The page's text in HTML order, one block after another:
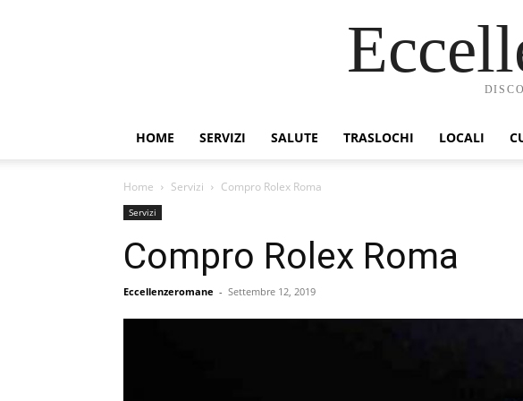
HOME SERVIZI SALUTE TRASLOCHI LOCALI
Home Servizi Compro Rolex Roma
Servizi
Compro Rolex Roma
Eccellenzeromane - Settembre 12, 2019